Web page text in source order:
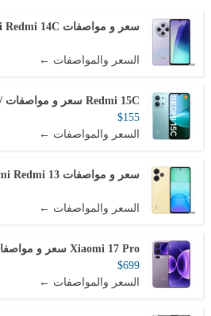
سعر و مواصفات Xiaomi Redmi 14C
السعر والمواصفات ←
Redmi 15C سعر و مواصفات / عيوب و مميزات
$155
السعر والمواصفات ←
سعر و مواصفات Xiaomi Redmi 13
السعر والمواصفات ←
Xiaomi 17 Pro سعر و مواصفات / عيوب و مميزات
$699
السعر والمواصفات ←